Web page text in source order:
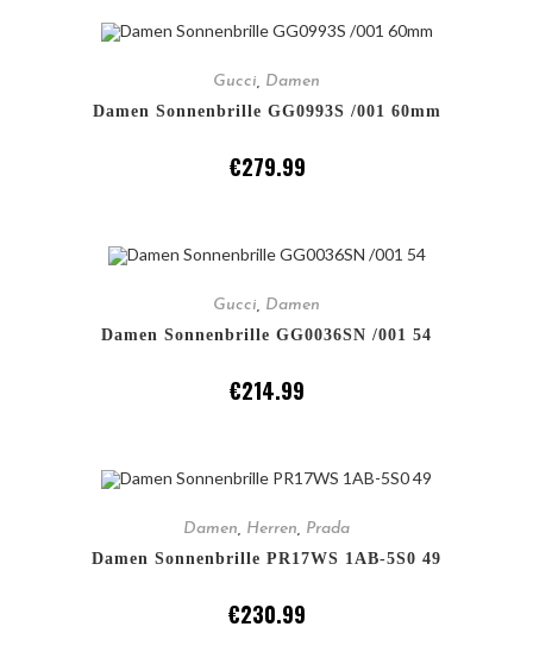
Gucci, Damen
Damen Sonnenbrille GG0993S /001 60mm
€279.99
Gucci, Damen
Damen Sonnenbrille GG0036SN /001 54
€214.99
Damen, Herren, Prada
Damen Sonnenbrille PR17WS 1AB-5S0 49
€230.99